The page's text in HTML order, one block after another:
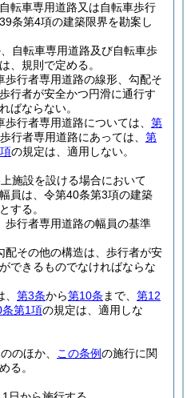
転車専用道路又は自転車歩行
条第4項の建築限界を勘案し
自転車専用道路及び自転車歩
、規則で定める。
歩行者専用道路の線形、勾配そ
行者が安全かつ円滑に通行す
ばならない。
行者専用道路については、 第
行者専用道路にあっては、 第
の規定は、適用しない。
施設を設ける場合において
員は、令第40条第3項の建築
する。
歩行者専用道路の幅員の基準
配その他の構造は、歩行者が安
できるものでなければならな
第3条から第10条 まで、 第12
第1項の規定は、適用しな
のほか、 この条例の施行に関
る。